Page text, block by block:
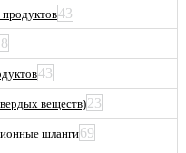
43
43
веществ)23
шланги69